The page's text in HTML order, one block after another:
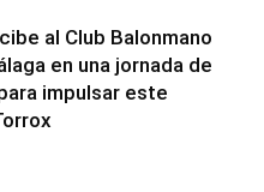
al Club Balonmano
en una jornada de
impulsar este